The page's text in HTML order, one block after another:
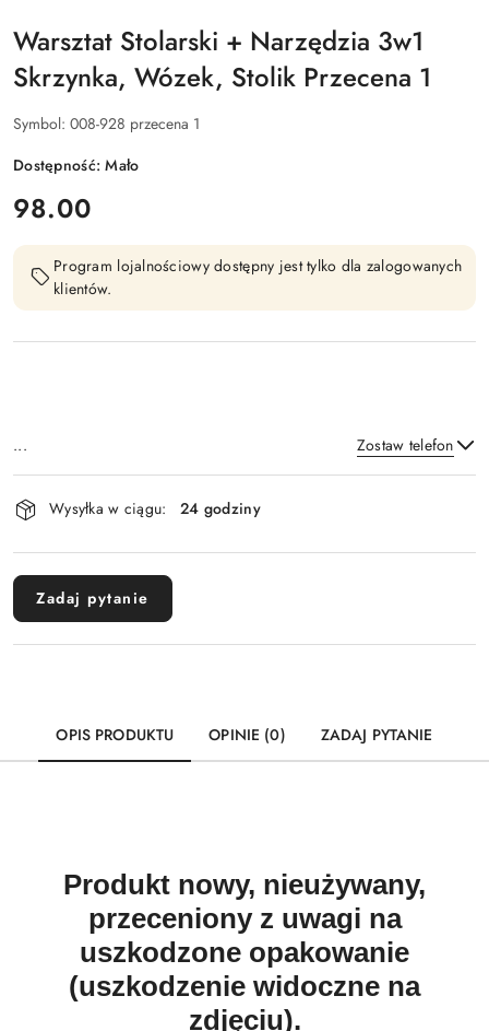
Warsztat Stolarski + Narzędzia 3w1
Skrzynka, Wózek, Stolik Przecena 1
Symbol: 008-928 przecena 1
Dostępność:Mało
cena:
98.00
Program lojalnościowy dostępny jest tylko dla zalogowanych
klientów.
... Zostaw telefon
Dostępność
i
dostawa
Wysyłka w ciągu: 24 godziny
Zadaj pytanie
OPIS PRODUKTU OPINIE (0) ZADAJ PYTANIE
Produkt nowy, nieużywany,
przeceniony z uwagi na
uszkodzone opakowanie
(uszkodzenie widoczne na
zdjęciu).